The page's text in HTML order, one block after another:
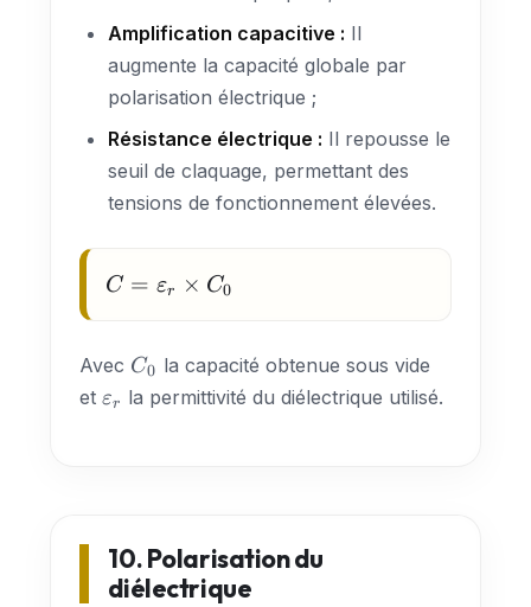
Amplification capacitive : Il
augmente la capacité globale par
polarisation électrique ;
Résistance électrique : Il repousse le
seuil de claquage, permettant des
tensions de fonctionnement élevées.
C =
C = εr × C0
Avec C_0
C0 la capacité obtenue sous vide
et\varepsilon_r
εr la permittivité du diélectrique utilisé.
10. Polarisation du
diélectrique